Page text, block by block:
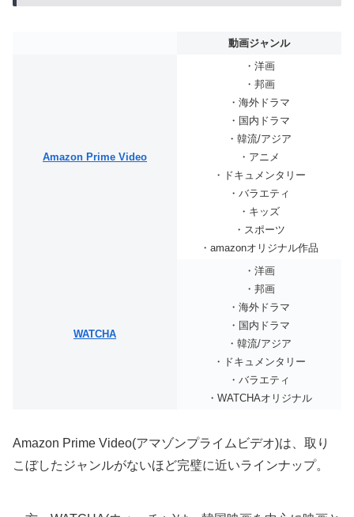
動画ジャンル
Amazon Prime Video
・洋画
・邦画
・海外ドラマ
・国内ドラマ
・韓流/アジア
・アニメ
・ドキュメンタリー
・バラエティ
・キッズ
・スポーツ
・amazonオリジナル作品
WATCHA
・洋画
・邦画
・海外ドラマ
・国内ドラマ
・韓流/アジア
・ドキュメンタリー
・バラエティ
・WATCHAオリジナル
Amazon Prime Video(アマゾンプライムビデオ)は、取り
こぼしたジャンルがないほど完璧に近いラインナップ。